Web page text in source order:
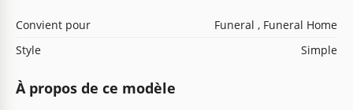
Convient pour
Funeral , Funeral Home
Style
Simple
À propos de ce modèle